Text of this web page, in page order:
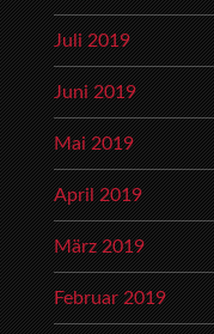
Juli 2019
Juni 2019
Mai 2019
April 2019
März 2019
Februar 2019